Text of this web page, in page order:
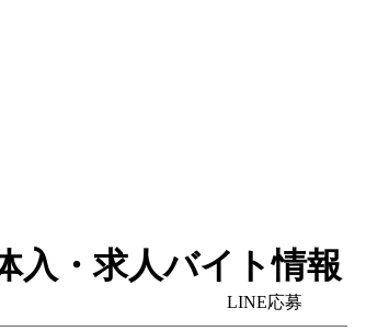
入・求人バイト情報
LINE応募